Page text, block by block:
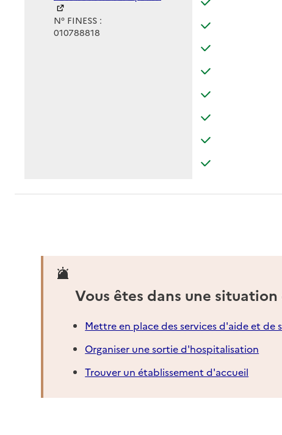
N° FINESS :
010788818
: disponible
: non disponible
: disponible
: non disponible
: disponible
: non disponible
: disponible
: non disponible
: disponible
: non disponible
: disponible
: non disponible
: disponible
: non disponible
Vous êtes dans une situation
Mettre en place des services d'aide et de
Organiser une sortie d'hospitalisation
Trouver un établissement d'accueil